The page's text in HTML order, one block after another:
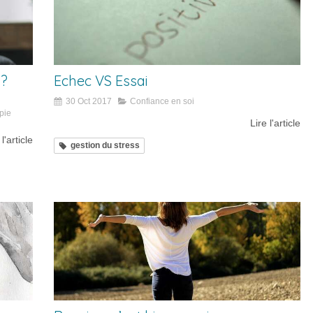
Echec VS Essai
30 Oct 2017 Confiance en soi
Lire l'article
gestion du stress